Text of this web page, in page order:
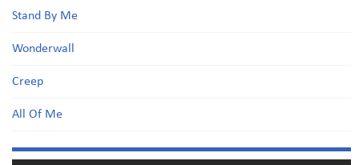
Stand By Me
Wonderwall
Creep
All Of Me